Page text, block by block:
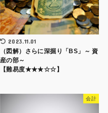
2023.11.01
（図解）さらに深掘り「BS」～ 資
産の部～
【難易度★★★☆☆】
会計